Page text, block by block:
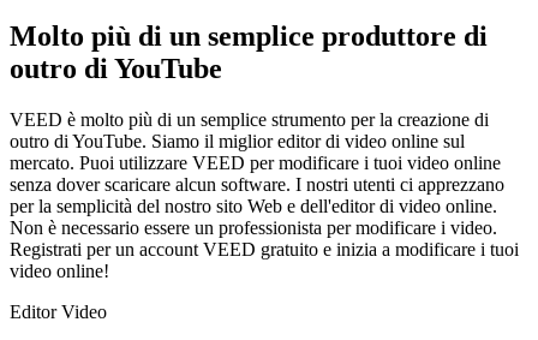
Molto più di un semplice produttore di
outro di YouTube
VEED è molto più di un semplice strumento per la creazione di
outro di YouTube. Siamo il miglior editor di video online sul
mercato. Puoi utilizzare VEED per modificare i tuoi video online
senza dover scaricare alcun software. I nostri utenti ci apprezzano
per la semplicità del nostro sito Web e dell'editor di video online.
Non è necessario essere un professionista per modificare i video.
Registrati per un account VEED gratuito e inizia a modificare i tuoi
video online!
Editor Video